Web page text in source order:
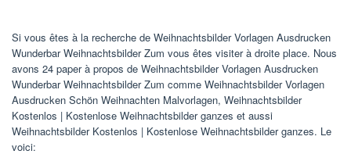
Si vous êtes à la recherche de Weihnachtsbilder Vorlagen Ausdrucken
Wunderbar Weihnachtsbilder Zum vous êtes visiter à droite place. Nous
avons 24 paper à propos de Weihnachtsbilder Vorlagen Ausdrucken
Wunderbar Weihnachtsbilder Zum comme Weihnachtsbilder Vorlagen
Ausdrucken Schön Weihnachten Malvorlagen, Weihnachtsbilder
Kostenlos | Kostenlose Weihnachtsbilder ganzes et aussi
Weihnachtsbilder Kostenlos | Kostenlose Weihnachtsbilder ganzes. Le
voici: